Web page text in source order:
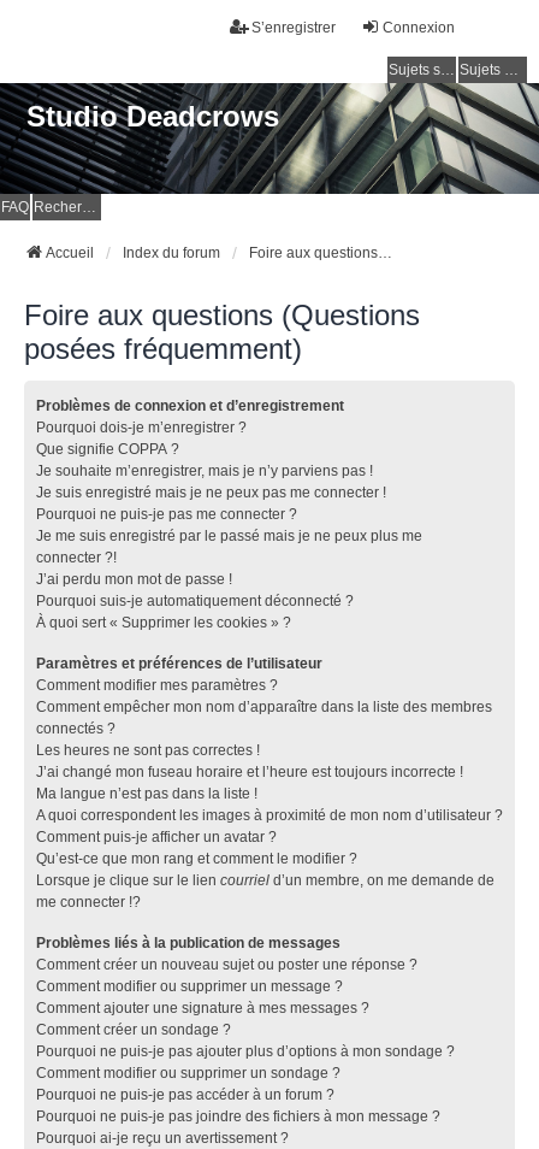
Connexion
S’enregistrer
Sujets sans réponse Sujets actifs
Studio Deadcrows
FAQ Rechercher
Accueil Index du forum Foire aux questions (Questions posées fréquemment)
Foire aux questions (Questions
posées fréquemment)
Problèmes de connexion et d’enregistrement
Pourquoi dois-je m’enregistrer ?
Que signifie COPPA ?
Je souhaite m’enregistrer, mais je n’y parviens pas !
Je suis enregistré mais je ne peux pas me connecter !
Pourquoi ne puis-je pas me connecter ?
Je me suis enregistré par le passé mais je ne peux plus me
connecter ?!
J’ai perdu mon mot de passe !
Pourquoi suis-je automatiquement déconnecté ?
À quoi sert « Supprimer les cookies » ?
Paramètres et préférences de l’utilisateur
Comment modifier mes paramètres ?
Comment empêcher mon nom d’apparaître dans la liste des membres
connectés ?
Les heures ne sont pas correctes !
J’ai changé mon fuseau horaire et l’heure est toujours incorrecte !
Ma langue n’est pas dans la liste !
A quoi correspondent les images à proximité de mon nom d’utilisateur ?
Comment puis-je afficher un avatar ?
Qu’est-ce que mon rang et comment le modifier ?
Lorsque je clique sur le lien courriel d’un membre, on me demande de
me connecter !?
Problèmes liés à la publication de messages
Comment créer un nouveau sujet ou poster une réponse ?
Comment modifier ou supprimer un message ?
Comment ajouter une signature à mes messages ?
Comment créer un sondage ?
Pourquoi ne puis-je pas ajouter plus d’options à mon sondage ?
Comment modifier ou supprimer un sondage ?
Pourquoi ne puis-je pas accéder à un forum ?
Pourquoi ne puis-je pas joindre des fichiers à mon message ?
Pourquoi ai-je reçu un avertissement ?